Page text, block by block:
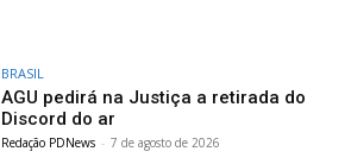
BRASIL
AGU pedirá na Justiça a retirada do
Discord do ar
Redação PDNews - 7 de agosto de 2026